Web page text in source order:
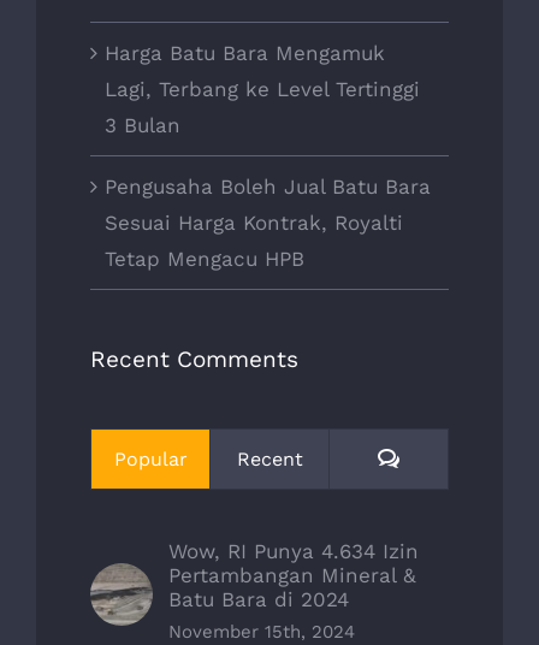
Harga Batu Bara Mengamuk
Lagi, Terbang ke Level Tertinggi
3 Bulan
Pengusaha Boleh Jual Batu Bara
Sesuai Harga Kontrak, Royalti
Tetap Mengacu HPB
Recent Comments
Popular Recent Comments
Wow, RI Punya 4.634 Izin
Pertambangan Mineral &
Batu Bara di 2024
November 15th, 2024